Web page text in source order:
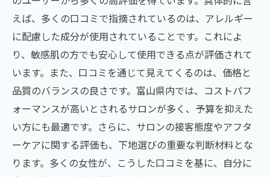
ジェルネイル下地とポリッシュ下地の違い
自分に合ったネイル下地の見つけ方
美容効果のあるネイル下地の選び方
最新のネイル下地トレンド紹介
初心者にもおすすめ！使いやすいネイル下
地
ネイル下地の保管方法と使用期限
地域で注目のネイルアートデザイン富山市で手
に入れる美しさ
えば、多くの口コミで指摘されているのは、アレルギー
に配慮した成分が使用されていることです。これによ
り、敏感肌の方でも安心して使用できる点が評価されて
います。また、口コミを通じて見えてくるのは、価格と
品質のバランスの良さです。富山県内では、コストパフ
ォーマンスが高いとされるサロンが多く、予算を抑えた
い方にも最適です。さらに、サロンの接客態度やアフタ
ーケアに関する評価も、下地選びの重要な判断材料とな
ります。多くの女性が、こうした口コミを基に、自分に